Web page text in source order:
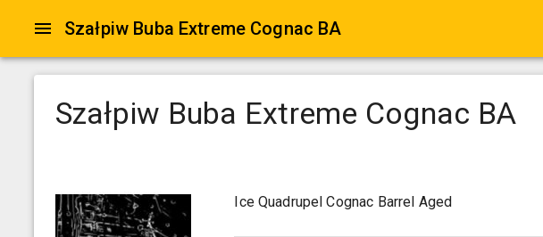
Szałpiw Buba Extreme Cognac BA
Szałpiw Buba Extreme Cognac BA
Ice Quadrupel Cognac Barrel Aged